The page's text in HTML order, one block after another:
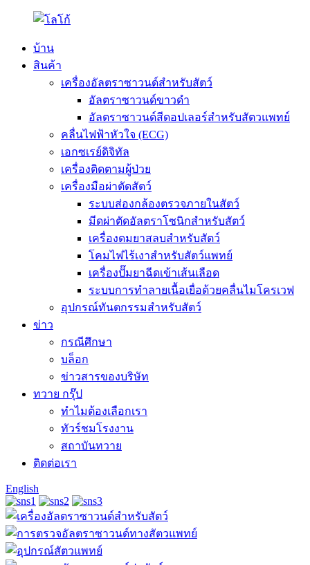
บ้าน
สินค้า
เครื่องอัลตราซาวนด์สำหรับสัตว์
อัลตราซาวนด์ขาวดำ
อัลตราซาวนด์สีดอปเลอร์สำหรับสัตวแพทย์
คลื่นไฟฟ้าหัวใจ (ECG)
เอกซเรย์ดิจิทัล
เครื่องติดตามผู้ป่วย
เครื่องมือผ่าตัดสัตว์
ระบบส่องกล้องตรวจภายในสัตว์
มีดผ่าตัดอัลตราโซนิกสำหรับสัตว์
เครื่องดมยาสลบสำหรับสัตว์
โคมไฟไร้เงาสำหรับสัตว์แพทย์
เครื่องปั๊มยาฉีดเข้าเส้นเลือด
ระบบการทำลายเนื้อเยื่อด้วยคลื่นไมโครเวฟ
อุปกรณ์ทันตกรรมสำหรับสัตว์
ข่าว
กรณีศึกษา
บล็อก
ข่าวสารของบริษัท
ทวาย กรุ๊ป
ทำไมต้องเลือกเรา
ทัวร์ชมโรงงาน
สถาบันทวาย
ติดต่อเรา
English